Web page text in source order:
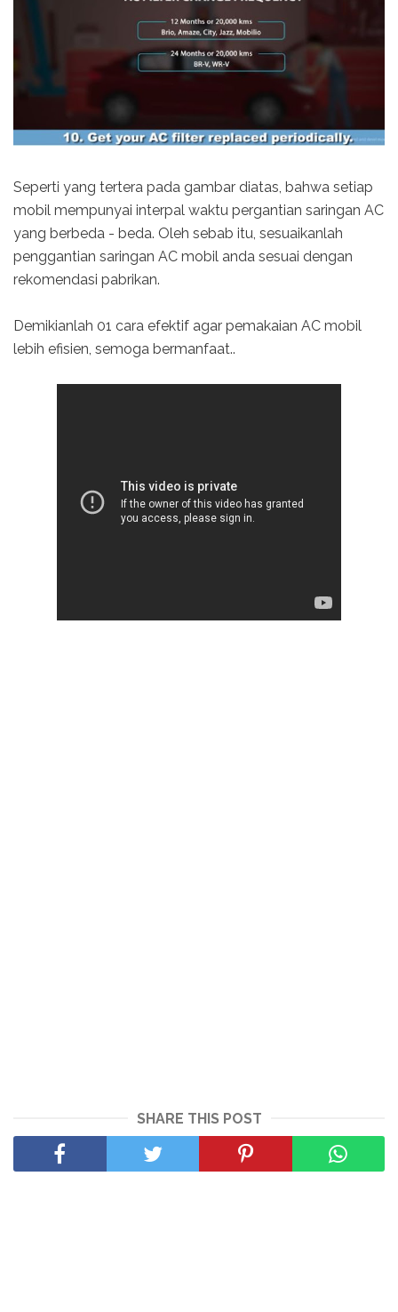
Seperti yang tertera pada gambar diatas, bahwa setiap
mobil mempunyai interpal waktu pergantian saringan AC
yang berbeda - beda. Oleh sebab itu, sesuaikanlah
penggantian saringan AC mobil anda sesuai dengan
rekomendasi pabrikan.
Demikianlah 01 cara efektif agar pemakaian AC mobil
lebih efisien, semoga bermanfaat..
SHARE THIS POST